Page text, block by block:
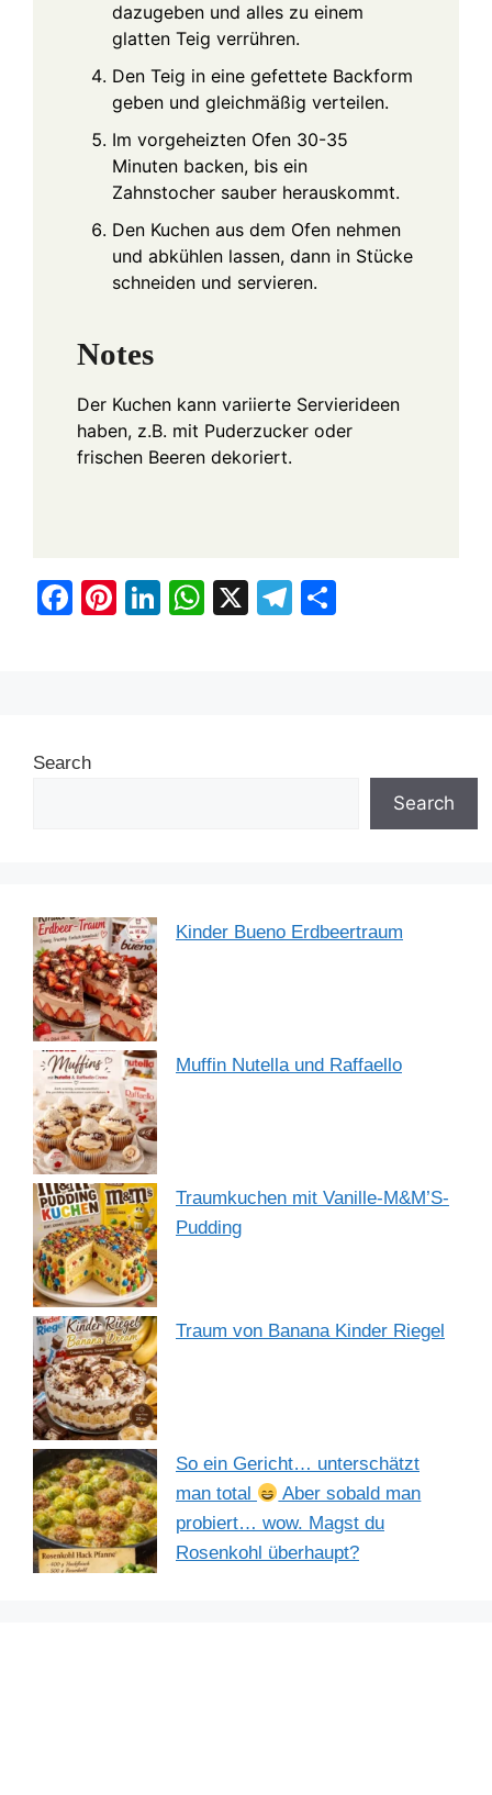
dazugeben und alles zu einem
glatten Teig verrühren.
Den Teig in eine gefettete Backform
geben und gleichmäßig verteilen.
Im vorgeheizten Ofen 30-35
Minuten backen, bis ein
Zahnstocher sauber herauskommt.
Den Kuchen aus dem Ofen nehmen
und abkühlen lassen, dann in Stücke
schneiden und servieren.
Notes
Der Kuchen kann variierte Servierideen
haben, z.B. mit Puderzucker oder
frischen Beeren dekoriert.
F
o
Pi
Li
W
X
T
Search
Search
Kinder Bueno Erdbeertraum
Muffin Nutella und Raffaello
Traumkuchen mit Vanille-M&M’S-
Pudding
Traum von Banana Kinder Riegel
So ein Gericht… unterschätzt
man total
Aber sobald man
probiert… wow. Magst du
Rosenkohl überhaupt?